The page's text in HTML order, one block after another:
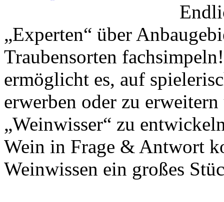
„Experten“ über
Traubensorten
ermöglicht es, auf
erwerben oder zu
„Weinwisser“ zu
Wein in Frage & Antwort
Weinwissen ein großes